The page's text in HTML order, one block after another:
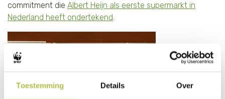
Toestemming Details Over
commitment die Albert Heijn als eerste supermarkt in
Nederland heeft ondertekend.